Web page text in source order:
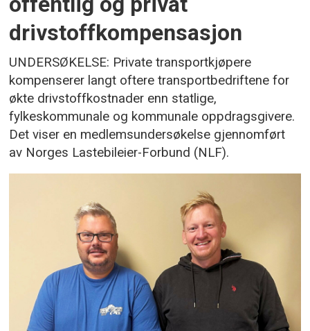
drivstoffkompensasjon
UNDERSØKELSE: Private transportkjøpere
kompenserer langt oftere transportbedriftene for
økte drivstoffkostnader enn statlige,
fylkeskommunale og kommunale oppdragsgivere.
Det viser en medlemsundersøkelse gjennomført
av Norges Lastebileier-Forbund (NLF).